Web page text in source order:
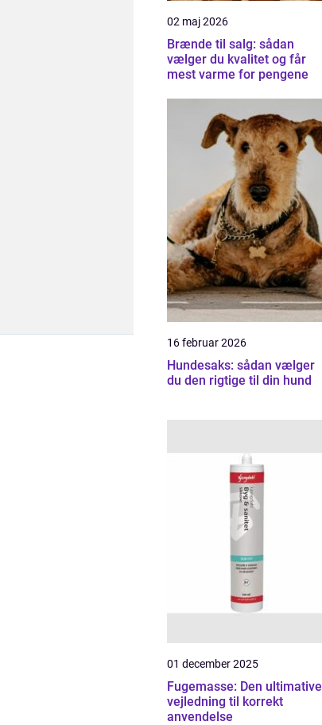
02 maj 2026
Brænde til salg: sådan
vælger du kvalitet og får
mest varme for pengene
16 februar 2026
Hundesaks: sådan vælger
du den rigtige til din hund
01 december 2025
Fugemasse: Den ultimative
vejledning til korrekt
anvendelse